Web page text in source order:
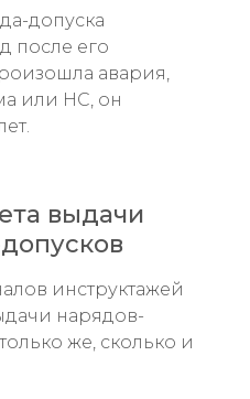
допуска
после его
авария,
или НС, он
выдачи
инструктажей
нарядов-
же, сколько и